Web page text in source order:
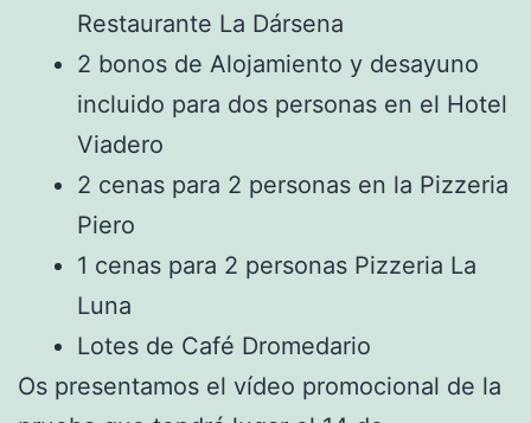
Restaurante La Dársena
2 bonos de Alojamiento y desayuno
incluido para dos personas en el Hotel
Viadero
2 cenas para 2 personas en la Pizzeria
Piero
1 cenas para 2 personas Pizzeria La
Luna
Lotes de Café Dromedario
Os presentamos el vídeo promocional de la